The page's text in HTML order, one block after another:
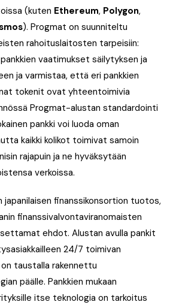
(kuten Ethereum, Polygon,
). Progmat on suunniteltu
rahoituslaitosten tarpeisiin:
vaatimukset säilytyksen ja
ja varmistaa, että eri pankkien
tokenit ovat yhteentoimivia
Progmat-alustan standardointi
pankki voi luoda oman
kaikki kolikot toimivat samoin
rajapuin ja ne hyväksytään
verkoissa.
japanilaisen finanssikonsortion tuotos,
finanssivalvontaviranomaisten
ehdot. Alustan avulla pankit
24/7 toimivan
taustalla rakennettu
päälle. Pankkien mukaan
itse teknologia on tarkoitus